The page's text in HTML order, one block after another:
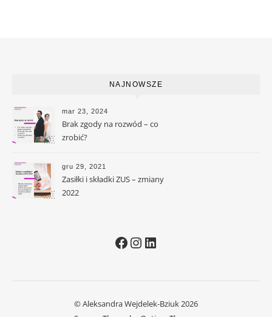
NAJNOWSZE
mar 23, 2024
Brak zgody na rozwód – co
zrobić?
gru 29, 2021
Zasiłki i składki ZUS – zmiany
2022
Facebook
Instagram
LinkedIn
© Aleksandra Wejdelek-Bziuk 2026